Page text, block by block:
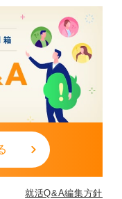
就活Q&A編集方針